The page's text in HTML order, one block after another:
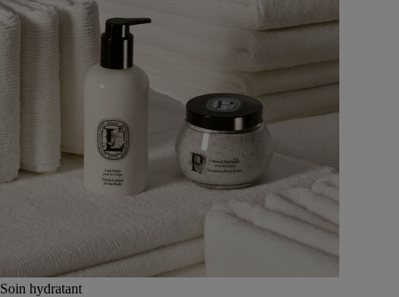
Soin hydratant